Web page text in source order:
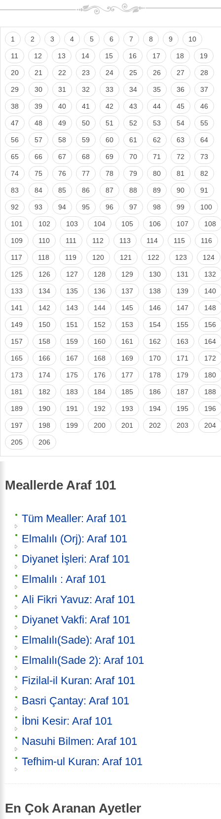
1 2 3 4 5 6 7 8 9 10
11 12 13 14 15 16 17 18 19
20 21 22 23 24 25 26 27 28
29 30 31 32 33 34 35 36 37
38 39 40 41 42 43 44 45 46
47 48 49 50 51 52 53 54 55
56 57 58 59 60 61 62 63 64
65 66 67 68 69 70 71 72 73
74 75 76 77 78 79 80 81 82
83 84 85 86 87 88 89 90 91
92 93 94 95 96 97 98 99 100
101 102 103 104 105 106 107 108
109 110 111 112 113 114 115 116
117 118 119 120 121 122 123 124
125 126 127 128 129 130 131 132
133 134 135 136 137 138 139 140
141 142 143 144 145 146 147 148
149 150 151 152 153 154 155 156
157 158 159 160 161 162 163 164
165 166 167 168 169 170 171 172
173 174 175 176 177 178 179 180
181 182 183 184 185 186 187 188
189 190 191 192 193 194 195 196
197 198 199 200 201 202 203 204
205 206
Meallerde Araf 101
Tüm Mealler: Araf 101
Elmalılı (Orj): Araf 101
Diyanet İşleri: Araf 101
Elmalılı : Araf 101
Ali Fikri Yavuz: Araf 101
Diyanet Vakfi: Araf 101
Elmalılı(Sade): Araf 101
Elmalılı(Sade 2): Araf 101
Fizilal-il Kuran: Araf 101
Basri Çantay: Araf 101
İbni Kesir: Araf 101
Nasuhi Bilmen: Araf 101
Tefhim-ul Kuran: Araf 101
En Çok Aranan Ayetler